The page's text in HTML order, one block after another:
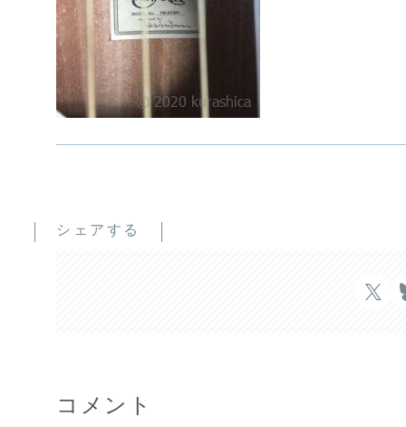
シェアする
コメント